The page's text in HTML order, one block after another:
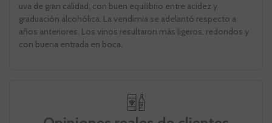
uva de gran calidad, con buen equilibrio entre acidez y
graduación alcohólica. La vendimia se adelantó respecto a
años anteriores. Los vinos resultaron más ligeros, redondos y
con buena entrada en boca.